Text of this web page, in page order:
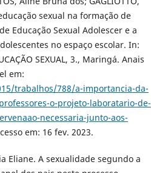
sexual na formação de
Educação Sexual Adolescer e a
no espaço escolar. In:
SEXUAL, 3., Maringá. Anais
em:
trabalhos/788/a-importancia-da-
o-projeto-laboratario-de-
necessaria-junto-aos-
em: 16 fev. 2023.
Eliane. A sexualidade segundo a